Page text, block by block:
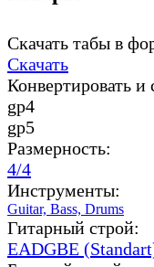
Скачать табы в
Скачать
Конвертировать и
gp4
gp5
Размерность:
4/4
Инструменты:
Guitar, Bass, Drums
Гитарный строй:
EADGBE